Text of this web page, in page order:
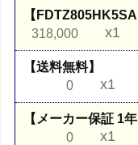
【
318,000
x1
【送料無料】
0
x1
【メーカー保証 1年
0
x1